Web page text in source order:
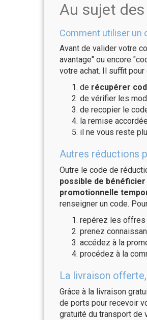
Au sujet
Comment utiliser un
Avant de valider votre
avantage" ou encore
votre achat. Il suffit pour
de récupérer
de vérifier les
de recopier le
la remise
il ne vous reste
Autres réductions
Outre le code de
possible de
promotionnelle
renseigner un code.
repérez les offres
prenez
accédez à la
procédez à la
La livraison
Grâce à la livraison
de ports pour recevoir
gratuité du transport de